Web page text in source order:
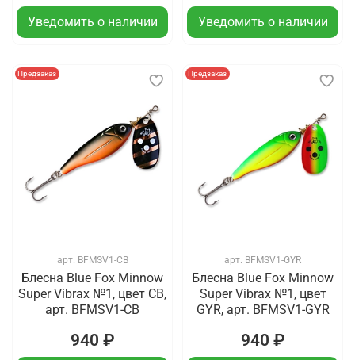
Уведомить о наличии Уведомить о наличии
Предзаказ
арт. BFMSV1-CB
Блесна Blue Fox Minnow
Super Vibrax №1, цвет CB,
арт. BFMSV1-CB
940 ₽
Предзаказ
арт. BFMSV1-GYR
Блесна Blue Fox Minnow
Super Vibrax №1, цвет
GYR, арт. BFMSV1-GYR
940 ₽